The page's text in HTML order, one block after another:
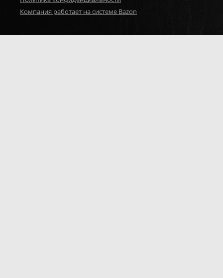
Компания работает на системе Bazon